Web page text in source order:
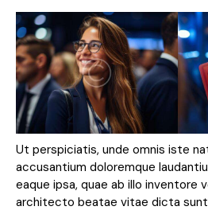
Ut perspiciatis, unde omnis iste
accusantium doloremque
eaque ipsa, quae ab illo inventore
architecto beatae vitae dicta